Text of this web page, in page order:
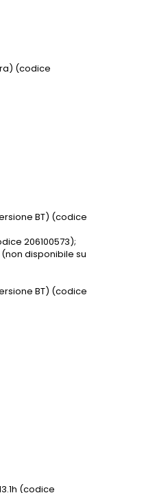
(codice
BT) (codice
206100573);
disponibile su
BT) (codice
(codice